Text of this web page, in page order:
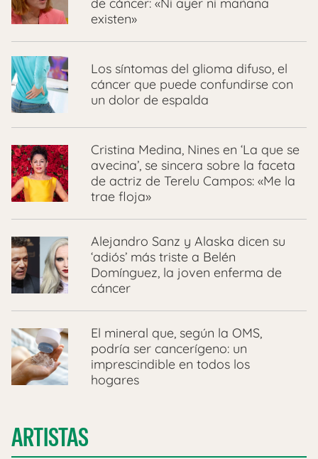
existen»
Los síntomas del glioma difuso, el
cáncer que puede confundirse con
un dolor de espalda
Cristina Medina, Nines en ‘La que se
avecina’, se sincera sobre la faceta
de actriz de Terelu Campos: «Me la
trae floja»
Alejandro Sanz y Alaska dicen su
‘adiós’ más triste a Belén
Domínguez, la joven enferma de
cáncer
El mineral que, según la OMS,
podría ser cancerígeno: un
imprescindible en todos los
hogares
ARTISTAS